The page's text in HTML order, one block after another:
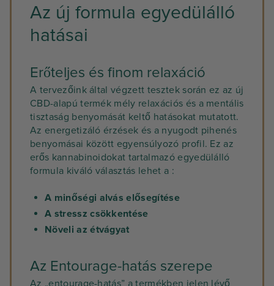
Az új formula egyedülálló
hatásai
Erőteljes és finom relaxáció
A tervezőink által végzett tesztek során ez az új
CBD-alapú termék mély relaxációs és a mentális
tisztaság benyomását keltő hatásokat mutatott.
Az energetizáló érzések és a nyugodt pihenés
benyomásai között egyensúlyozó profil. Ez az
erős kannabinoidokat tartalmazó egyedülálló
formula kiváló választás lehet a :
A minőségi alvás elősegítése
A stressz csökkentése
Növeli az étvágyat
Az Entourage-hatás szerepe
Az „entourage-hatás” a termékben jelen lévő